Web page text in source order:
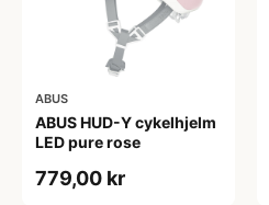
ABUS
ABUS HUD-Y cykelhjelm
LED pure rose
779,00 kr